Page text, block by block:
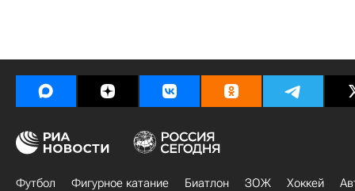
Футбол Фигурное катание Биатлон ЗОЖ Хоккей